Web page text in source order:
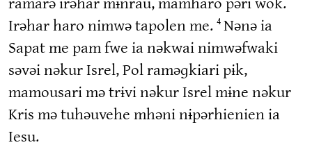
Irəhar haro nimwə tapolen me. 4 Nənə ia
Sapat me pam fwe ia nəkwai nimwəfwaki
səvəi nəkur Isrel, Pol raməɡkiari pɨk,
mamousari mə trɨvi nəkur Isrel mɨne nəkur
Kris mə tuhəuvehe mhəni nɨpərhienien ia
Iesu.